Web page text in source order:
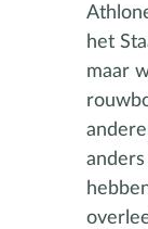
het
maar